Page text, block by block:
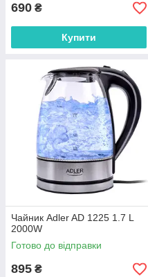
690 ₴
Купити
Чайник Adler AD 1225 1.7 L
2000W
Готово до відправки
895 ₴